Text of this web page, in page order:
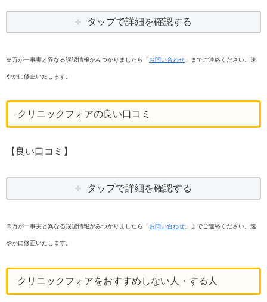
タップで詳細を確認する
※万が一事実と異なる誤認情報がみつかりましたら「お問い合わせ 」までご連絡ください。速
やかに修正いたします。
クリニックフォアの良い口コミ
【良い口コミ】
タップで詳細を確認する
※万が一事実と異なる誤認情報がみつかりましたら「お問い合わせ 」までご連絡ください。速
やかに修正いたします。
クリニックフォアをおすすめしない人・する人